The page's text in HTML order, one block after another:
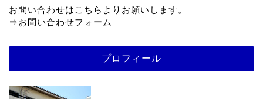
お問い合わせはこちらよりお願いします。
⇒お問い合わせフォーム
プロフィール